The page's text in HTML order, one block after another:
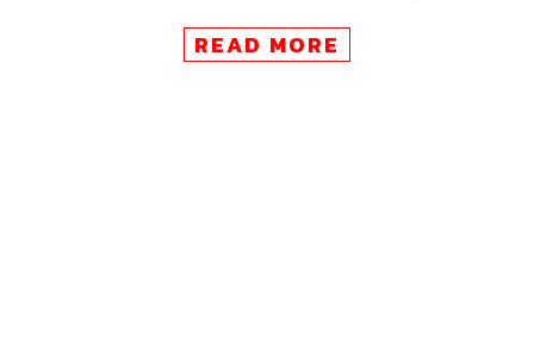
กลุ่มทหารญี่ปุ่นสุดโหดที่ชาวบ้านเรียกกันว่า ‘แก๊งซามูไร
คลั่ง’ ทยอยขโมยของสำคัญต่างๆ รวมถึงเข่นฆ่าชาวบ้านจน
READ MORE